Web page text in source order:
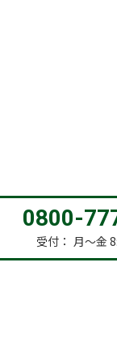
0800-
受付： 月～金